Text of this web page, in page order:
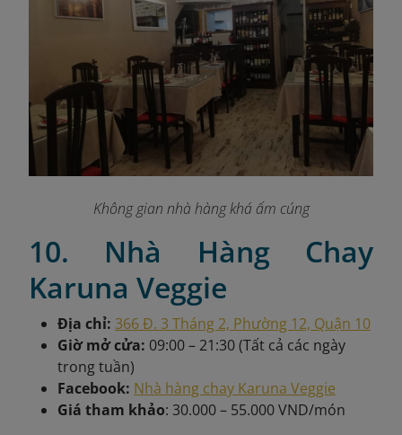
Không gian nhà hàng khá ấm cúng
10. Nhà Hàng Chay
Karuna Veggie
Địa chỉ: 366 Đ. 3 Tháng 2, Phường 12, Quận 10
Giờ mở cửa: 09:00 – 21:30 (Tất cả các ngày
trong tuần)
Facebook: Nhà hàng chay Karuna Veggie
Giá tham khảo: 30.000 – 55.000 VND/món